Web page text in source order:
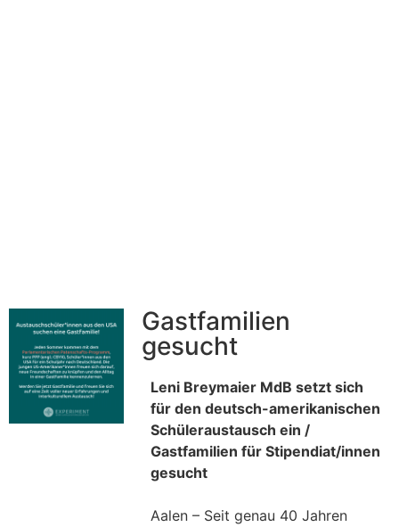
Gastfamilien
gesucht
Leni Breymaier MdB setzt sich
für den deutsch-amerikanischen
Schüleraustausch ein /
Gastfamilien für Stipendiat/innen
gesucht
Aalen – Seit genau 40 Jahren